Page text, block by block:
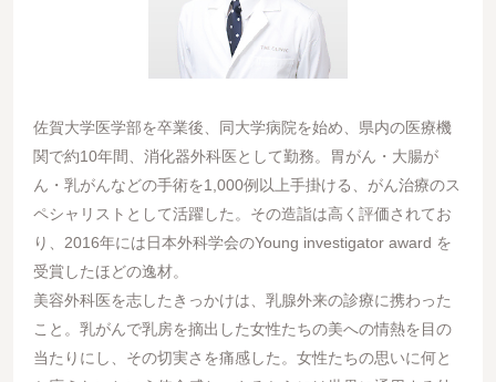
佐賀大学医学部を卒業後、同大学病院を始め、県内の医療機
関で約10年間、消化器外科医として勤務。胃がん・大腸が
ん・乳がんなどの手術を1,000例以上手掛ける、がん治療のス
ペシャリストとして活躍した。その造詣は高く評価されてお
り、2016年には日本外科学会のYoung investigator award を
受賞したほどの逸材。
美容外科医を志したきっかけは、乳腺外来の診療に携わった
こと。乳がんで乳房を摘出した女性たちの美への情熱を目の
当たりにし、その切実さを痛感した。女性たちの思いに何と